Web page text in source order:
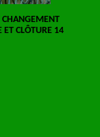
CHANGEMENT
ET CLÔTURE 14